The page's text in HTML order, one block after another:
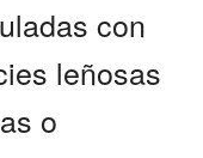
con
leñosas
o